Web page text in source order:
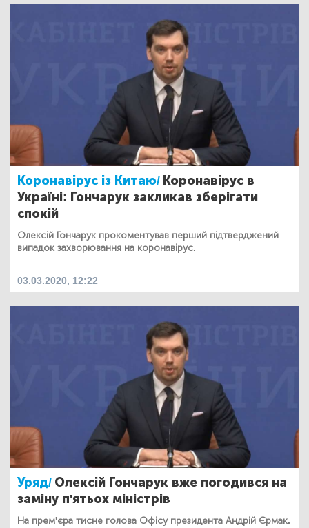
Коронавірус із Китаю/ Коронавірус в
Україні: Гончарук закликав зберігати
спокій
Олексій Гончарук прокоментував перший підтверджений
випадок захворювання на коронавірус.
03.03.2020, 12:22
Уряд/ Олексій Гончарук вже погодився на
заміну п'ятьох міністрів
На прем'єра тисне голова Офісу президента Андрій Єрмак.